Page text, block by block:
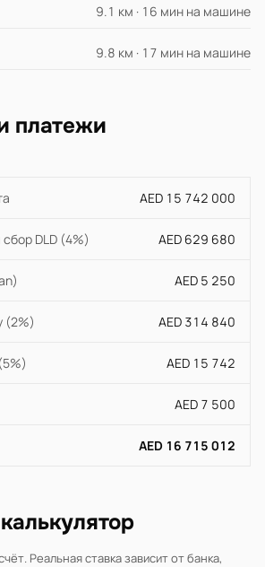
9.1 км · 16 мин на машине
9.8 км · 17 мин на машине
платежи
AED 15 742 000
DLD (4%) AED 629 680
AED 5 250
(2%) AED 314 840
AED 15 742
AED 7 500
AED 16 715 012
Реальная ставка зависит от банка,